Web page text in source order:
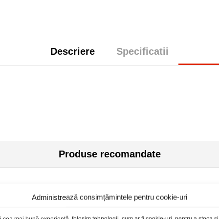
Administrează consimțămintele pentru cookie-uri
Descriere Specificatii
Produse recomandate